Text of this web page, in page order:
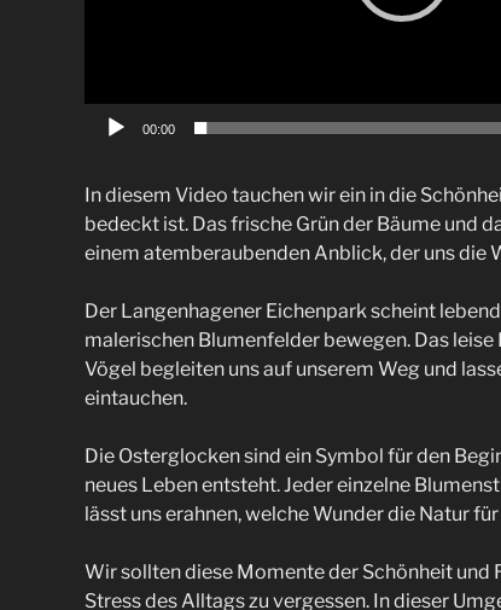
00:00
In diesem Video tauchen wir ein in die
bedeckt ist. Das frische Grün der Bäume und
einem atemberaubenden Anblick, der uns die
Der Langenhagener Eichenpark scheint
malerischen Blumenfelder bewegen. Das
Vögel begleiten uns auf unserem Weg und
eintauchen.
Die Osterglocken sind ein Symbol für den
neues Leben entsteht. Jeder einzelne
lässt uns erahnen, welche Wunder die Natur
Wir sollten diese Momente der Schönheit und
Stress des Alltags zu vergessen. In dieser